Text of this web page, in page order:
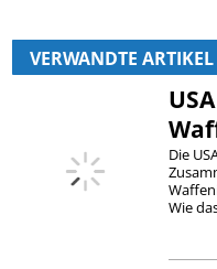
VERWANDTE ARTIKEL
Die
Wie